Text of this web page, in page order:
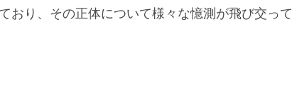
おり、その正体について様々な憶測が飛び交って